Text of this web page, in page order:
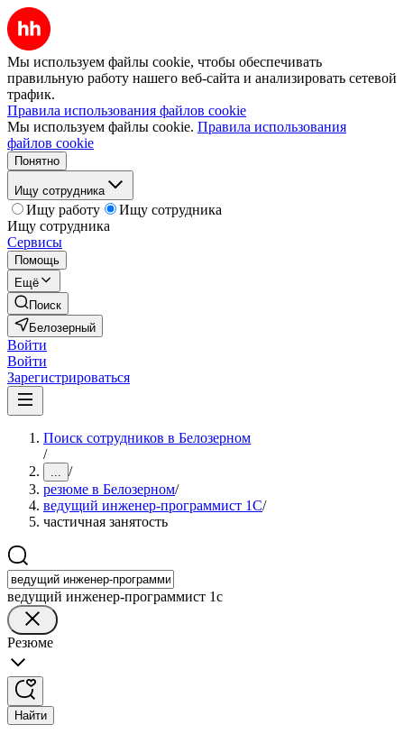
Мы используем файлы cookie, чтобы обеспечивать
правильную работу нашего веб-сайта и анализировать сетевой
трафик.
Правила использования файлов cookie
Мы используем файлы cookie. Правила использования
файлов cookie
Понятно
Ищу сотрудника
Ищу работу
Ищу сотрудника
Ищу сотрудника
Сервисы
Помощь
Ещё
Поиск
Белозерный
Войти
Войти
Зарегистрироваться
Поиск сотрудников в Белозерном
/
... /
резюме в Белозерном/
ведущий инженер-программист 1С/
частичная занятость
ведущий инженер-программист 1с
Резюме
Найти